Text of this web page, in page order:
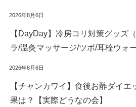
2026年8月6日
【DayDay】冷房コリ対策グッズ
ラ/温灸マッサージ/ツボ/耳栓ウォ
2026年8月6日
【チャンカワイ】食後お酢ダイ
果は？【実際どうなの会】